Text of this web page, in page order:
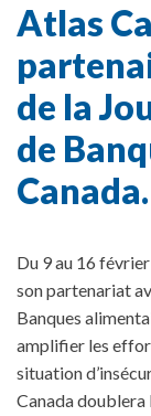
Atlas
de la
de
Canada.
Du 9 au 16
son partenariat
Banques
amplifier les
situation
Canada doublera